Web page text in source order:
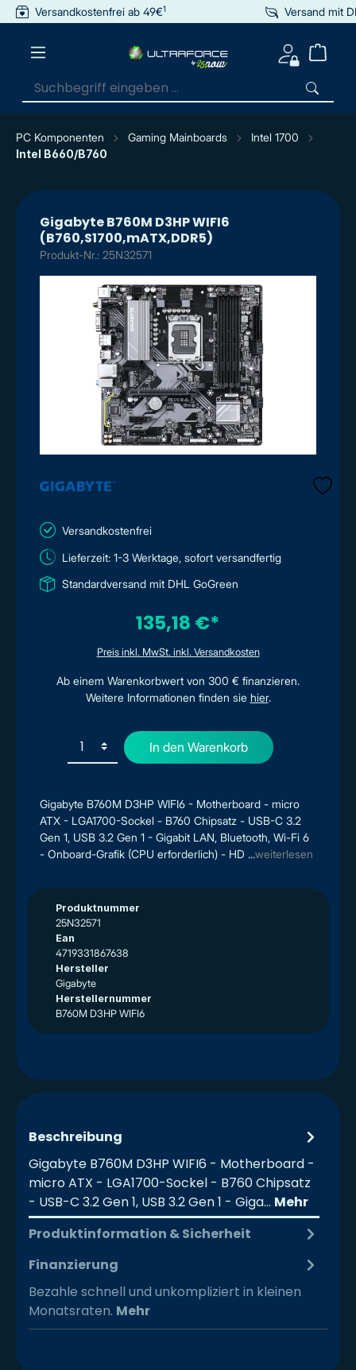
springen
Versandkostenfrei ab 49€1 Versand mit
PC Komponenten Gaming Mainboards
Intel 1700
Intel B660/B760
Gigabyte B760M D3HP WIFI6
(B760,S1700,mATX,DDR5)
Produkt-Nr.: 25N32571
Gigabyte B760M D3HP WIFI6 - Motherboard - micro
ATX - LGA1700-Sockel - B760 Chipsatz - USB-C 3.2
Gen 1, USB 3.2 Gen 1 - Gigabit LAN, Bluetooth, Wi-Fi 6
- Onboard-Grafik (CPU erforderlich) - HD ...weiterlesen
Produktnummer
25N32571
Ean
4719331867638
Hersteller
Gigabyte
Herstellernummer
B760M D3HP WIFI6
Versandkostenfrei
Lieferzeit: 1-3 Werktage, sofort versandfertig
Standardversand mit DHL GoGreen
135,18 €*
Preis inkl. MwSt. inkl. Versandkosten
Ab einem Warenkorbwert von 300 € finanzieren.
Weitere Informationen finden sie hier.
In den Warenkorb
Beschreibung
Gigabyte B760M D3HP WIFI6 - Motherboard -
micro ATX - LGA1700-Sockel - B760 Chipsatz
- USB-C 3.2 Gen 1, USB 3.2 Gen 1 - Giga… Mehr
Produktinformation & Sicherheit
Finanzierung
Bezahle schnell und unkompliziert in kleinen
Monatsraten. Mehr